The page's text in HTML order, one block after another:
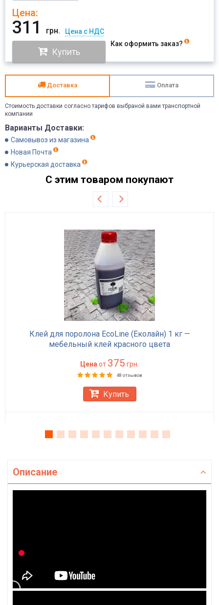
Цена:
311 грн. Цена с НДС
Купить
Как оформить заказ?
Доставка Оплата
Стоимость доставки согласно тарифов выбраной вами транспортной
компании
Варианты Доставки:
Самовывоз из магазина
Новая Почта
Курьерская доставка
С этим товаром покупают
Клей для поролона EcoLine (Еколайн) 1 кг —
мебельный клей красного цвета
Цена от 375 грн.
48 отзывов
Купить
Описание